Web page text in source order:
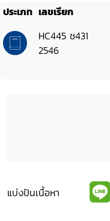
ประเภท เลขเรียก
HC445 ช431
2546
แบ่งปันเนื้อหา